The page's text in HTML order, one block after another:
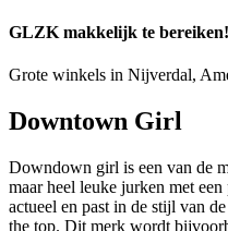
GLZK makkelijk te bereiken!
Grote winkels in Nijverdal,
Downtown Girl
Downdown girl is een van de
maar heel leuke jurken met
actueel en past in de stijl van
the top. Dit merk wordt